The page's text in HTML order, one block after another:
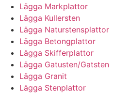
Lägga Markplattor
Lägga Kullersten
Lägga Naturstensplattor
Lägga Betongplattor
Lägga Skifferplattor
Lägga Gatusten/Gatsten
Lägga Granit
Lägga Stenplattor